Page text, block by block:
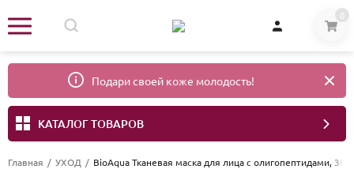
0
Подари своей коже молодость!
КАТАЛОГ ТОВАРОВ
Главная / УХОД / BioAqua Тканевая маска для лица с олигопептидами,